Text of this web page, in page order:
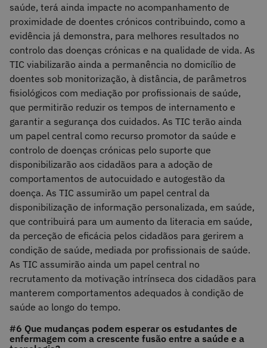
saúde, terá ainda impacte no acompanhamento de
proximidade de doentes crónicos contribuindo, como a
evidência já demonstra, para melhores resultados no
controlo das doenças crónicas e na qualidade de vida. As
TIC viabilizarão ainda a permanência no domicílio de
doentes sob monitorização, à distância, de parâmetros
fisiológicos com mediação por profissionais de saúde,
que permitirão reduzir os tempos de internamento e
garantir a segurança dos cuidados. As TIC terão ainda
um papel central como recurso promotor da saúde e
controlo de doenças crónicas pelo suporte que
disponibilizarão aos cidadãos para a adoção de
comportamentos de autocuidado e autogestão da
doença. As TIC assumirão um papel central da
disponibilização de informação personalizada, em saúde,
que contribuirá para um aumento da literacia em saúde,
da perceção de eficácia pelos cidadãos para gerirem a
condição de saúde, mediada por profissionais de saúde.
As TIC assumirão ainda um papel central no
recrutamento da motivação intrínseca dos cidadãos para
manterem comportamentos adequados à condição de
saúde ao longo do tempo.
#6 Que mudanças podem esperar os estudantes de
enfermagem com a crescente fusão entre a saúde e a